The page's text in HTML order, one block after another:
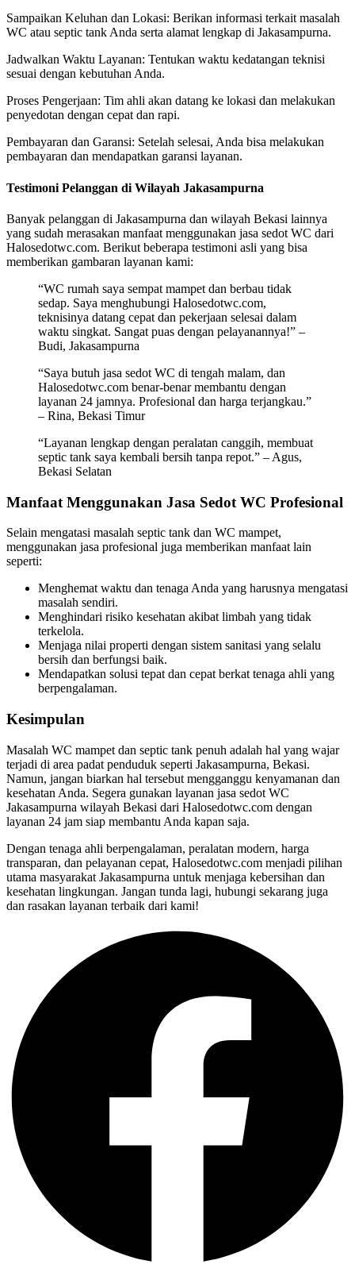
Sampaikan Keluhan dan Lokasi: Berikan informasi terkait masalah
WC atau septic tank Anda serta alamat lengkap di Jakasampurna.
Jadwalkan Waktu Layanan: Tentukan waktu kedatangan teknisi
sesuai dengan kebutuhan Anda.
Proses Pengerjaan: Tim ahli akan datang ke lokasi dan melakukan
penyedotan dengan cepat dan rapi.
Pembayaran dan Garansi: Setelah selesai, Anda bisa melakukan
pembayaran dan mendapatkan garansi layanan.
Testimoni Pelanggan di Wilayah Jakasampurna
Banyak pelanggan di Jakasampurna dan wilayah Bekasi lainnya
yang sudah merasakan manfaat menggunakan jasa sedot WC dari
Halosedotwc.com. Berikut beberapa testimoni asli yang bisa
memberikan gambaran layanan kami:
“WC rumah saya sempat mampet dan berbau tidak
sedap. Saya menghubungi Halosedotwc.com,
teknisinya datang cepat dan pekerjaan selesai dalam
waktu singkat. Sangat puas dengan pelayanannya!” –
Budi, Jakasampurna
“Saya butuh jasa sedot WC di tengah malam, dan
Halosedotwc.com benar-benar membantu dengan
layanan 24 jamnya. Profesional dan harga terjangkau.”
– Rina, Bekasi Timur
“Layanan lengkap dengan peralatan canggih, membuat
septic tank saya kembali bersih tanpa repot.” – Agus,
Bekasi Selatan
Manfaat Menggunakan Jasa Sedot WC Profesional
Selain mengatasi masalah septic tank dan WC mampet,
menggunakan jasa profesional juga memberikan manfaat lain
seperti:
Menghemat waktu dan tenaga Anda yang harusnya mengatasi
masalah sendiri.
Menghindari risiko kesehatan akibat limbah yang tidak
terkelola.
Menjaga nilai properti dengan sistem sanitasi yang selalu
bersih dan berfungsi baik.
Mendapatkan solusi tepat dan cepat berkat tenaga ahli yang
berpengalaman.
Kesimpulan
Masalah WC mampet dan septic tank penuh adalah hal yang wajar
terjadi di area padat penduduk seperti Jakasampurna, Bekasi.
Namun, jangan biarkan hal tersebut mengganggu kenyamanan dan
kesehatan Anda. Segera gunakan layanan jasa sedot WC
Jakasampurna wilayah Bekasi dari Halosedotwc.com dengan
layanan 24 jam siap membantu Anda kapan saja.
Dengan tenaga ahli berpengalaman, peralatan modern, harga
transparan, dan pelayanan cepat, Halosedotwc.com menjadi pilihan
utama masyarakat Jakasampurna untuk menjaga kebersihan dan
kesehatan lingkungan. Jangan tunda lagi, hubungi sekarang juga
dan rasakan layanan terbaik dari kami!